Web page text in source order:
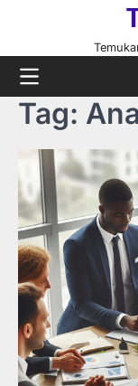
content
Tag: